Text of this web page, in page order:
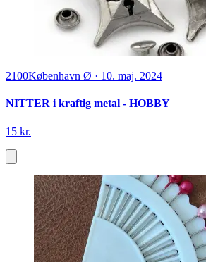
2100København Ø · 10. maj. 2024
NITTER i kraftig metal - HOBBY
15 kr.